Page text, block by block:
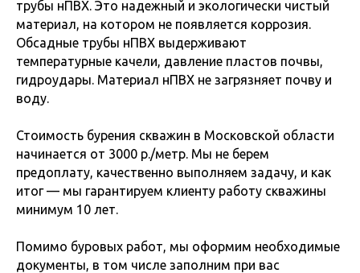
трубы нПВХ. Это надежный и экологически чистый
материал, на котором не появляется коррозия.
Обсадные трубы нПВХ выдерживают
температурные качели, давление пластов почвы,
гидроудары. Материал нПВХ не загрязняет почву и
воду.
Стоимость бурения скважин в Московской области
начинается от 3000 р./метр. Мы не берем
предоплату, качественно выполняем задачу, и как
итог — мы гарантируем клиенту работу скважины
минимум 10 лет.
Помимо буровых работ, мы оформим необходимые
документы, в том числе заполним при вас